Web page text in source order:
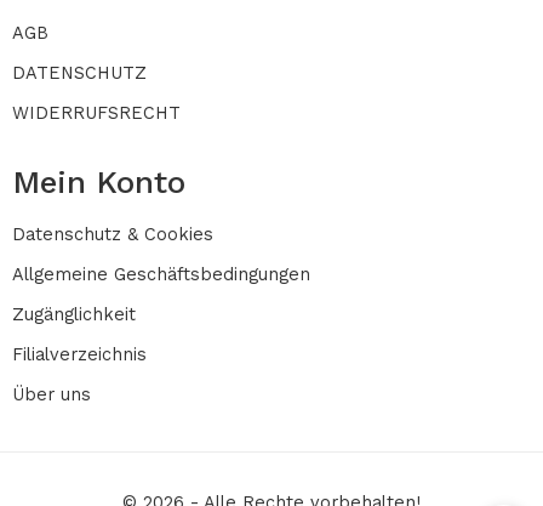
AGB
DATENSCHUTZ
WIDERRUFSRECHT
Mein Konto
Datenschutz & Cookies
Allgemeine Geschäftsbedingungen
Zugänglichkeit
Filialverzeichnis
Über uns